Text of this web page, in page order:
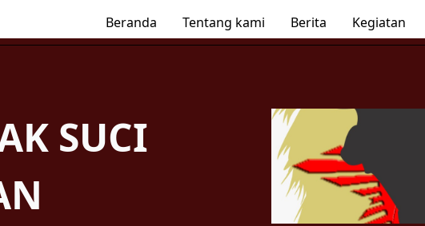
Beranda Tentang kami Berita Kegiatan
SUCI